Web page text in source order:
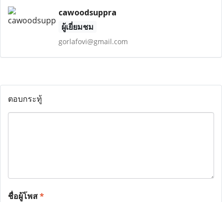
cawoodsuppra
ผู้เยี่ยมชม
gorlafovi@gmail.com
ตอบกระทู้
ชื่อผู้โพส*